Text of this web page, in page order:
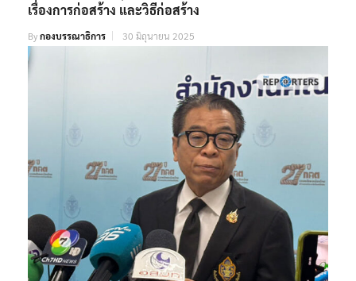
เรื่องการก่อสร้าง และวิธีก่อสร้าง
Byกองบรรณาธิการ 30 มิถุนายน 2025